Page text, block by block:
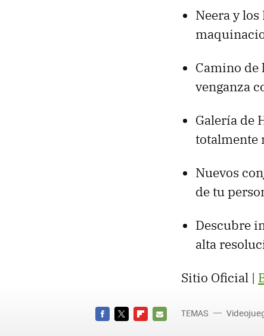
Neera y los
Camino de
venganza
Galería de
totalmente
Nuevos
de tu
Descubre
alta
Sitio Oficial |
TEMAS